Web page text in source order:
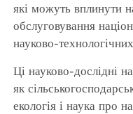
які можуть вплинути
обслуговування
науково-
Ці науково-дослідні
як
екологія і наука про